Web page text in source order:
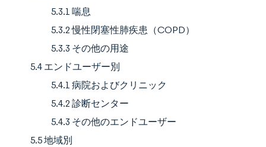
5.3.1 喘息
5.3.2 慢性閉塞性肺疾患（COPD）
5.3.3 その他の用途
5.4 エンドユーザー別
5.4.1 病院およびクリニック
5.4.2 診断センター
5.4.3 その他のエンドユーザー
5.5 地域別